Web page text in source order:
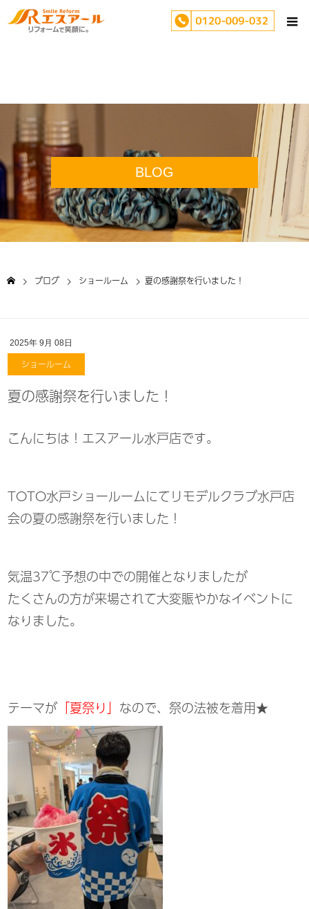
BLOG
ブログ ショールーム 夏の感謝祭を行いました！
2025年 9月 08日
ショールーム
夏の感謝祭を行いました！
こんにちは！エスアール水戸店です。
TOTO水戸ショールームにてリモデルクラブ水戸店
会の夏の感謝祭を行いました！
気温37℃予想の中での開催となりましたが
たくさんの方が来場されて大変賑やかなイベントに
なりました。
テーマが「夏祭り」 なので、祭の法被を着用★